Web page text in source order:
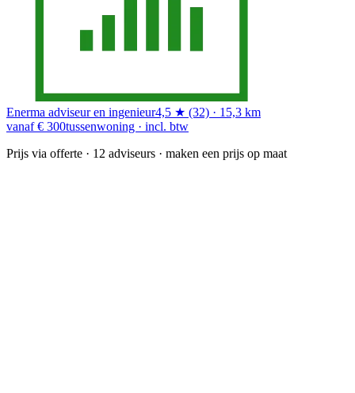
Enerma adviseur en ingenieur4,5 ★ (32) · 15,3 km
vanaf € 300tussenwoning · incl. btw
Prijs via offerte · 12 adviseurs · maken een prijs op maat